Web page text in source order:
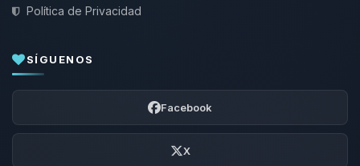
Política de Privacidad
SÍGUENOS
Facebook
X